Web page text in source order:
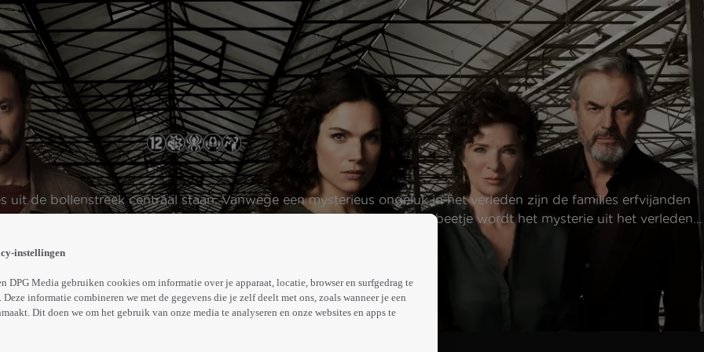
de bollenstreek centraal staan. Vanwege een mysterieus ongeluk in het verleden zijn de families erfvijanden
en actueel gehouden door de race om de zwarte tulp. Beetje bij beetje wordt het mysterie uit het verleden
keuzes gemaakt moeten worden over leven en dood, liefde en haat, loslaten en vasthouden, harmonie en
Meer
info
instellingen
DPG Media gebruiken cookies om informatie over je apparaat, locatie, browser en surfgedrag te
Deze informatie combineren we met de gegevens die je zelf deelt met ons, zoals wanneer je een
Dit doen we om het gebruik van onze media te analyseren en onze websites en apps te